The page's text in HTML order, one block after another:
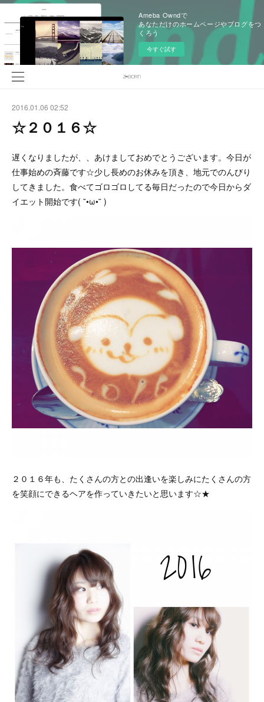
Ameba Owndで
あなただけのホームページやブログをつ
くろう
今すぐ試す
2016.01.06 02:52
☆２０１６☆
遅くなりましたが、、あけましておめでとうございます。今日が
仕事始めの斉藤です☆少し長めのお休みを頂き、地元でのんびり
してきました。食べてゴロゴロしてる毎日だったので今日からダ
イエット開始です( ˘•ω•˘ )
２０１６年も、たくさんの方との出逢いを楽しみにたくさんの方
を笑顔にできるヘアを作っていきたいと思います☆★